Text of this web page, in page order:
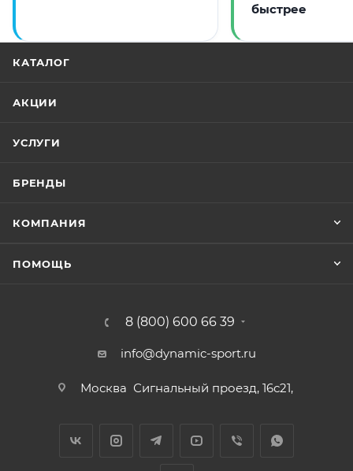
быстрее
КАТАЛОГ
АКЦИИ
УСЛУГИ
БРЕНДЫ
КОМПАНИЯ
ПОМОЩЬ
8 (800) 600 66 39
info@dynamic-sport.ru
Москва Сигнальный проезд, 16с21,